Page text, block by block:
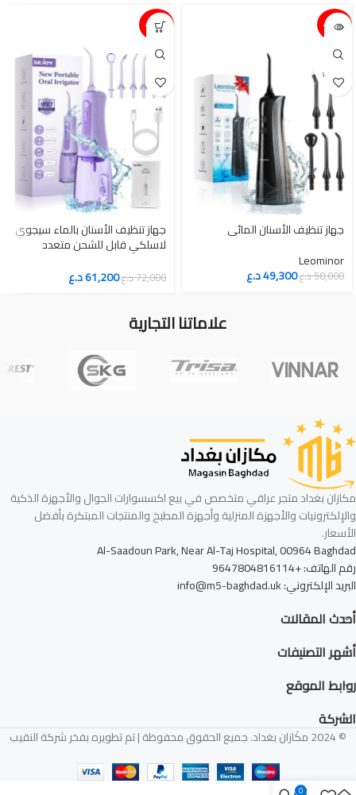
15%-
جهاز تنظيف الأسنان المائي
Leominor
58,000د.ع49,300د.ع
15%-
‎جهاز تنظيف الأسنان بالماء سيجوي
لاسلكي قابل للشحن متعدد
الأوضاع خزان كبير للعناية الشاملة
باللثة والأسنان والسفر
72,000د.ع61,200د.ع
علاماتنا التجارية
مكازان بغداد متجر عراقي متخصص في بيع اكسسوارات الجوال والأجهزة الذكية
والإلكترونيات والأجهزة المنزلية وأجهزة المطبخ والمنتجات المبتكرة بأفضل
الأسعار.
Al-Saadoun Park, Near Al-Taj Hospital, 00964 Baghdad
رقم الهاتف: +9647804816114
البريد الإلكتروني: info@m5-baghdad.uk
أحدث المقالات
أشهر التصنيفات
روابط الموقع
الشركة
© 2024 مكَازان بغداد. جميع الحقوق محفوظة | تم تطويره بفخر شركة النقيب
0